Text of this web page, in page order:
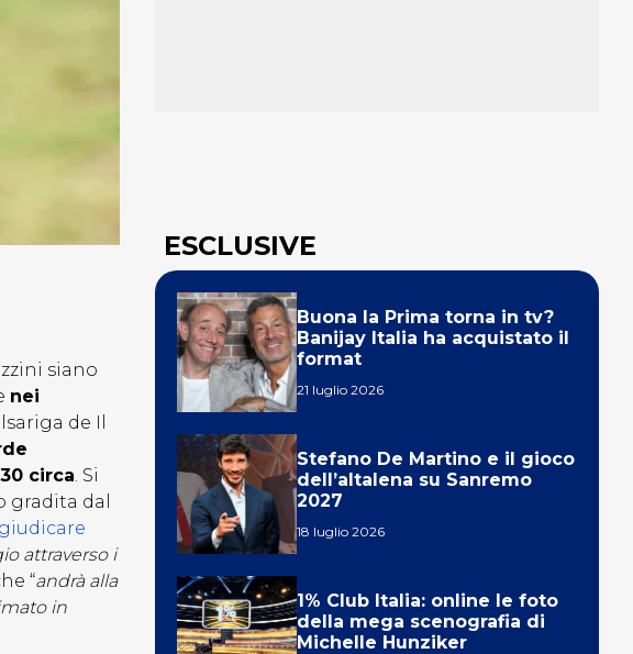
siano
nei
de Il
circa. Si
gradita dal
attraverso i
“andrà alla
in
ESCLUSIVE
Buona la Prima torna in tv?
Banijay Italia ha acquistato il
format
21 luglio 2026
Stefano De Martino e il gioco
dell’altalena su Sanremo
2027
18 luglio 2026
1% Club Italia: online le foto
della mega scenografia di
Michelle Hunziker